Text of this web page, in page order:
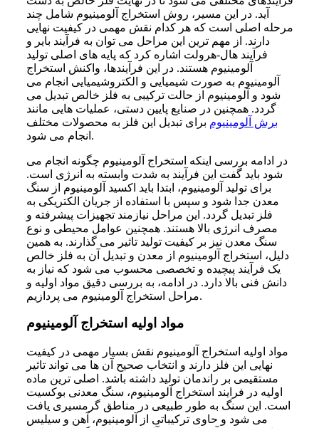
آید. در این مسیر، روش استخراج آلومینیوم شامل چند
مرحله اصلی است که هر کدام نقش مهمی در کیفیت نهایی
دارند. از مهم ترین این مراحل می توان به فرآیند بایر و
فرآیند هال-هرولت اشاره کرد که پایه های اصلی تولید
آلومینیوم هستند. در این فرآیندها، واکنش استخراج
آلومینیوم به صورت شیمیایی و الکتروشیمیایی انجام می
شود و آلومینیوم از حالت ترکیبی به فلز خالص تبدیل می
گردد. همچنین در صنایع پایین دستی، عملیات هایی مانند
برش آلومینیوم برای تبدیل این فلز به محصولات مختلف
انجام می شود.
در ادامه بررسی اینکه استخراج آلومینیوم چگونه انجام می
شود باید گفت این فرآیند به شدت وابسته به انرژی است.
برای تولید آلومینیوم، ابتدا باید اکسید آلومینیوم از سنگ
معدن جدا شود و سپس با استفاده از جریان الکتریکی به
فلز تبدیل گردد. این مراحل نیازمند تجهیزات پیشرفته و
مصرف انرژی بالا هستند. همچنین عوامل محیطی و نوع
سنگ معدن نیز بر کیفیت تولید تاثیر می گذارند. به همین
دلیل، استخراج آلومینیوم از معدن و تبدیل آن به فلز خالص
یک فرآیند پیچیده و تخصصی محسوب می شود که نیاز به
دانش فنی بالا دارد. در ادامه، به بررسی دقیق مواد اولیه و
مراحل استخراج آلومینیوم می پردازیم.
مواد اولیه استخراج آلومینیوم
مواد اولیه استخراج آلومینیوم نقش بسیار مهمی در کیفیت
نهایی این فلز دارند و انتخاب صحیح آن ها می تواند تاثیر
مستقیمی بر راندمان تولید داشته باشد. اصلی ترین ماده
اولیه در فرایند استخراج آلومینیوم، سنگ معدنی بوکسیت
است. این سنگ به طور طبیعی در مناطق گرمسیری یافت
می شود و حاوی ترکیباتی از آلومینیوم، آهن و سیلیس